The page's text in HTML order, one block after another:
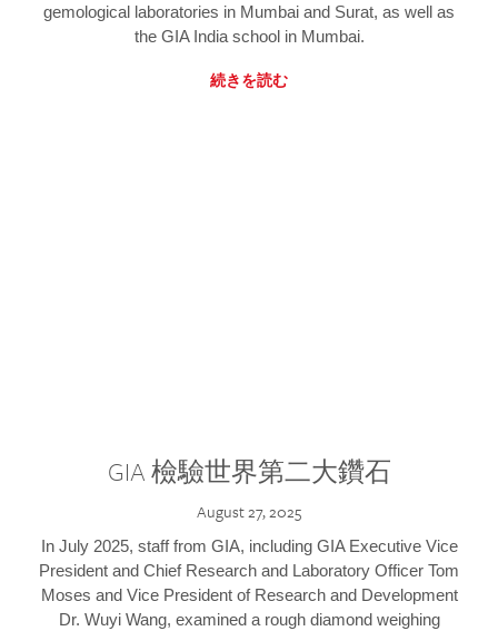
gemological laboratories in Mumbai and Surat, as well as
the GIA India school in Mumbai.
続きを読む
GIA 檢驗世界第二大鑽石
August 27, 2025
In July 2025, staff from GIA, including GIA Executive Vice
President and Chief Research and Laboratory Officer Tom
Moses and Vice President of Research and Development
Dr. Wuyi Wang, examined a rough diamond weighing